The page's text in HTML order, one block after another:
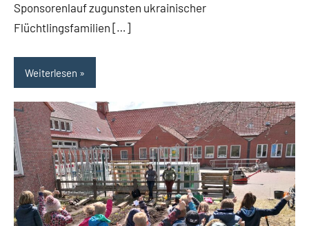
Sponsorenlauf zugunsten ukrainischer
Flüchtlingsfamilien […]
Weiterlesen